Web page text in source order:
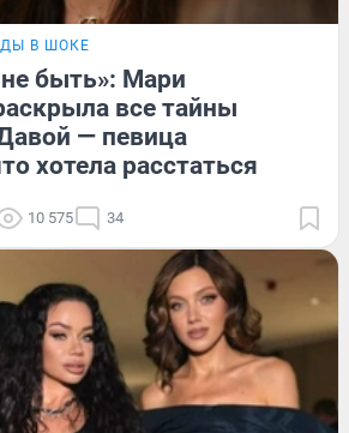
В ШОКЕ
быть»: Мари
все тайны
— певица
хотела расстаться
10 575 34